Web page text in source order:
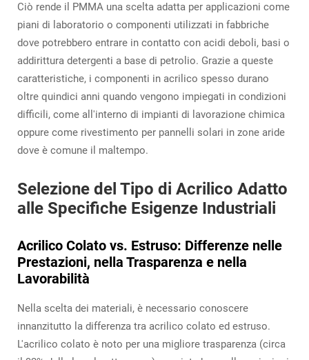
Ciò rende il PMMA una scelta adatta per applicazioni come
piani di laboratorio o componenti utilizzati in fabbriche
dove potrebbero entrare in contatto con acidi deboli, basi o
addirittura detergenti a base di petrolio. Grazie a queste
caratteristiche, i componenti in acrilico spesso durano
oltre quindici anni quando vengono impiegati in condizioni
difficili, come all'interno di impianti di lavorazione chimica
oppure come rivestimento per pannelli solari in zone aride
dove è comune il maltempo.
Selezione del Tipo di Acrilico Adatto
alle Specifiche Esigenze Industriali
Acrilico Colato vs. Estruso: Differenze nelle
Prestazioni, nella Trasparenza e nella
Lavorabilità
Nella scelta dei materiali, è necessario conoscere
innanzitutto la differenza tra acrilico colato ed estruso.
L'acrilico colato è noto per una migliore trasparenza (circa